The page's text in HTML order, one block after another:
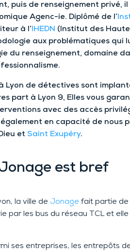
puis de renseignement
Agenc-ie. Diplômé de l’
à l’ IHEDN (Institut des
aux problématiques qui
du renseignement, domaine
Lyon de détectives sont
part à Lyon 9, Elles vous
avec des accès
également en capacité de nous
et Saint Exupéry.
est bref
la ville de Jonage fait partie de
par les bus du réseau TCL et
ses entreprises, les entrepôts